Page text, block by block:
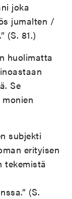
joka
jumalten /
(S. 81.)
huolimatta
Se
subjekti
erityisen
tekemistä
(S.